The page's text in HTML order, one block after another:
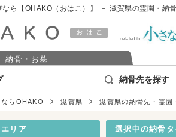
ら【OHAKO（おはこ）】 － 滋賀県の霊園・納
related to
納骨・お墓
納骨先を探す
らOHAKO 滋賀県 滋賀県の納骨先・霊園
リア 選択中の納骨